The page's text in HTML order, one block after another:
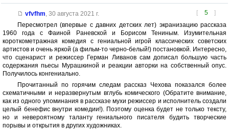
[ 5 ]
vfvfhm, 30 августа 2021 г.
Пересмотрел (впервые с давних детских лет) экранизацию рассказа
1960 года с Фаиной Раневской и Борисом Тениным. Изумительная
короткометражная комедия с гениальной игрой классических советских
артистов и очень яркой (а фильм-то черно-белый!) постановкой. Интересно,
что сценарист и режиссер Герман Ливанов сам дописал большую часть
содержания пьесы Мурашкиной и реакции авторки на собственный опус.
Получилось конгениально.
Прочитанный по горячим следам рассказ Чехова показался более
схематичными и неразвернутым вглубь комического (Обратите внимание,
как из одного упоминания в рассказе мухи режиссер и исполнитель создали
целый бенефис внутри комедии!). Поэтому оценка будет не только тексту,
но и невероятному таланту гениального писателя будить творческие
порывы и открытия в других художниках.